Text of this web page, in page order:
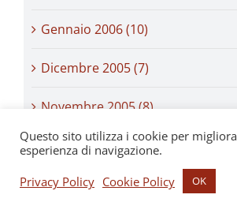
Gennaio 2006 (10)
Dicembre 2005 (7)
Novembre 2005 (8)
Ottobre 2005 (7)
Settembre 2005 (5)
Questo sito utilizza i cookie per
esperienza di navigazione.
Privacy Policy Cookie Policy OK